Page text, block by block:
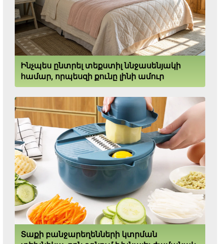
Ինչպես ընտրել տեքստիլ ննջասենյակի
համար, որպեսզի քունը լինի ամուր
Տաքի բանջարեղենների կտրման